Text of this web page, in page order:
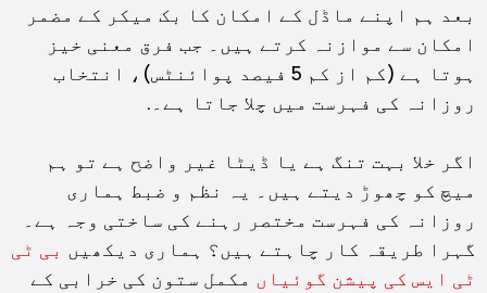
بعد ہم اپنے ماڈل کے امکان کا بک میکر کے مضمر
امکان سے موازنہ کرتے ہیں۔ جب فرق معنی خیز
ہوتا ہے (کم از کم 5 فیصد پوائنٹس)، انتخاب
روزانہ کی فہرست میں چلا جاتا ہے۔.
اگر خلا بہت تنگ ہے یا ڈیٹا غیر واضح ہے تو ہم
میچ کو چھوڑ دیتے ہیں۔ یہ نظم و ضبط ہماری
روزانہ کی فہرست مختصر رہنے کی ساختی وجہ ہے۔
گہرا طریقہ کار چاہتے ہیں؟ ہماری دیکھیں بی ٹی
ٹی ایس کی پیشن گوئیاں مکمل ستون کی خرابی کے